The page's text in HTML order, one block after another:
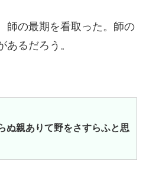
師の最期を看取った。師の
るだろう。
ぬ親ありて野をさすらふと思